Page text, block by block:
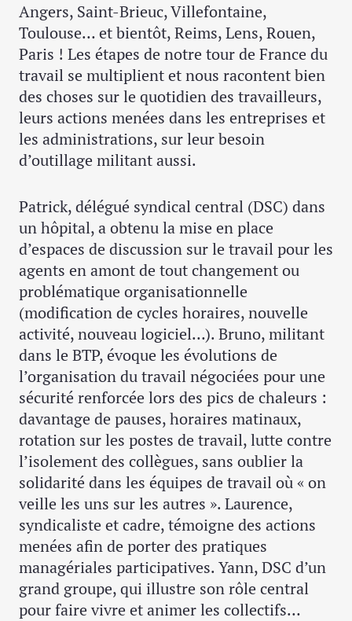
Angers, Saint-Brieuc, Villefontaine,
Toulouse… et bientôt, Reims, Lens, Rouen,
Paris ! Les étapes de notre tour de France du
travail se multiplient et nous racontent bien
des choses sur le quotidien des travailleurs,
leurs actions menées dans les entreprises et
les administrations, sur leur besoin
d’outillage militant aussi.
Patrick, délégué syndical central (DSC) dans
un hôpital, a obtenu la mise en place
d’espaces de discussion sur le travail pour les
agents en amont de tout changement ou
problématique organisationnelle
(modification de cycles horaires, nouvelle
activité, nouveau logiciel…). Bruno, militant
dans le BTP, évoque les évolutions de
l’organisation du travail négociées pour une
sécurité renforcée lors des pics de chaleurs :
davantage de pauses, horaires matinaux,
rotation sur les postes de travail, lutte contre
l’isolement des collègues, sans oublier la
solidarité dans les équipes de travail où « on
veille les uns sur les autres ». Laurence,
syndicaliste et cadre, témoigne des actions
menées afin de porter des pratiques
managériales participatives. Yann, DSC d’un
grand groupe, qui illustre son rôle central
pour faire vivre et animer les collectifs…